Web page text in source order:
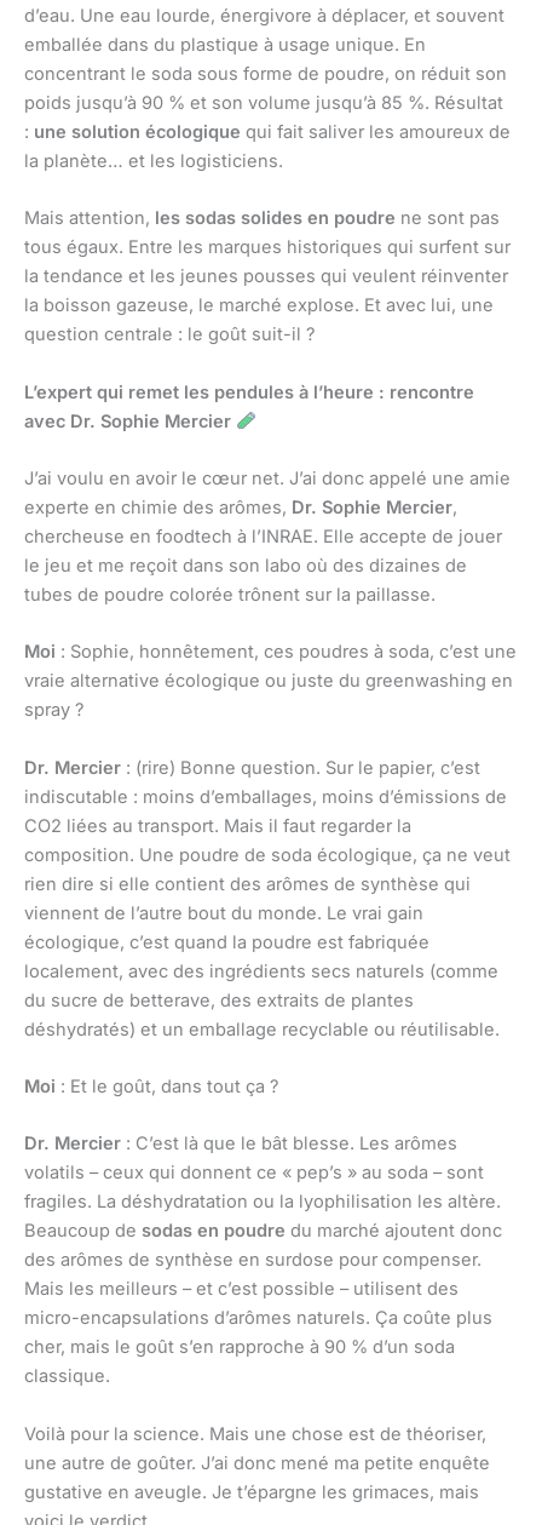
d’eau. Une eau lourde, énergivore à déplacer, et souvent
emballée dans du plastique à usage unique. En
concentrant le soda sous forme de poudre, on réduit son
poids jusqu’à 90 % et son volume jusqu’à 85 %. Résultat
: une solution écologique qui fait saliver les amoureux de
la planète… et les logisticiens.
Mais attention, les sodas solides en poudre ne sont pas
tous égaux. Entre les marques historiques qui surfent sur
la tendance et les jeunes pousses qui veulent réinventer
la boisson gazeuse, le marché explose. Et avec lui, une
question centrale : le goût suit-il ?
L’expert qui remet les pendules à l’heure : rencontre
avec Dr. Sophie Mercier
J’ai voulu en avoir le cœur net. J’ai donc appelé une amie
experte en chimie des arômes, Dr. Sophie Mercier,
chercheuse en foodtech à l’INRAE. Elle accepte de jouer
le jeu et me reçoit dans son labo où des dizaines de
tubes de poudre colorée trônent sur la paillasse.
Moi : Sophie, honnêtement, ces poudres à soda, c’est une
vraie alternative écologique ou juste du greenwashing en
spray ?
Dr. Mercier : (rire) Bonne question. Sur le papier, c’est
indiscutable : moins d’emballages, moins d’émissions de
CO2 liées au transport. Mais il faut regarder la
composition. Une poudre de soda écologique, ça ne veut
rien dire si elle contient des arômes de synthèse qui
viennent de l’autre bout du monde. Le vrai gain
écologique, c’est quand la poudre est fabriquée
localement, avec des ingrédients secs naturels (comme
du sucre de betterave, des extraits de plantes
déshydratés) et un emballage recyclable ou réutilisable.
Moi : Et le goût, dans tout ça ?
Dr. Mercier : C’est là que le bât blesse. Les arômes
volatils – ceux qui donnent ce « pep’s » au soda – sont
fragiles. La déshydratation ou la lyophilisation les altère.
Beaucoup de sodas en poudre du marché ajoutent donc
des arômes de synthèse en surdose pour compenser.
Mais les meilleurs – et c’est possible – utilisent des
micro-encapsulations d’arômes naturels. Ça coûte plus
cher, mais le goût s’en rapproche à 90 % d’un soda
classique.
Voilà pour la science. Mais une chose est de théoriser,
une autre de goûter. J’ai donc mené ma petite enquête
gustative en aveugle. Je t’épargne les grimaces, mais